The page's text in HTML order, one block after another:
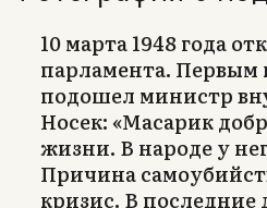
10 марта 1948 года
парламента.
подошел министр
Носек: «Масарик
жизни. В народе у
Причина
кризис. В